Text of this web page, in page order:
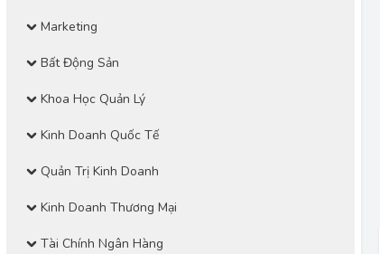
Marketing
Bất Động Sản
Khoa Học Quản Lý
Kinh Doanh Quốc Tế
Quản Trị Kinh Doanh
Kinh Doanh Thương Mại
Tài Chính Ngân Hàng